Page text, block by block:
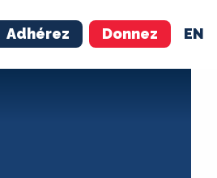
Adhérez Donnez EN
ADHÉREZ